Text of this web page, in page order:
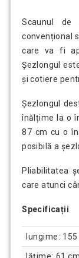
Scaunul
convențional
care va fi
Șezlongul
și cotiere
Șezlongul
înălțime la o
87 cm cu o
posibilă a
Pliabilitatea
care atunci
Specificații
lungime: 155
lățime: 61 cm